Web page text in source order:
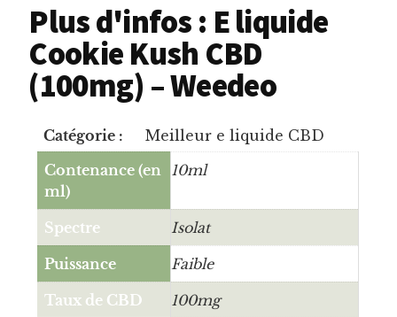
Plus d'infos : E liquide
Cookie Kush CBD
(100mg) – Weedeo
Catégorie :
Meilleur e liquide CBD
Contenance (en
ml)
10ml
Spectre Isolat
Puissance Faible
Taux de CBD 100mg